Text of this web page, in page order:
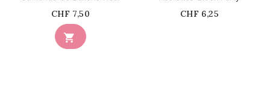

Prix
CHF 7,50
Prix
CHF 6,25